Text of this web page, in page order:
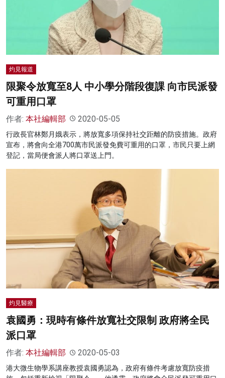
灼見報道
限聚令放寬至8人 中小學分階段復課 向市民派發
可重用口罩
作者: 本社編輯部 2020-05-05
行政長官林鄭月娥表示，將放寬多項保持社交距離的防疫措施。政府
宣布，將會向全港700萬市民派發免費可重用的口罩，市民只要上網
登記，當局便會派人將口罩送上門。
灼見醫療
袁國勇：現時有條件放寬社交限制 政府將全民
派口罩
作者: 本社編輯部 2020-05-03
港大微生物學系講座教授袁國勇認為，政府有條件考慮放寬防疫措